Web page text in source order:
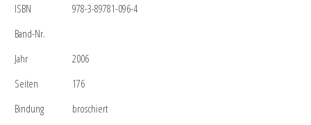
ISBN
978-3-89781-096-4
Band-Nr.
Jahr
2006
Seiten
176
Bindung
broschiert